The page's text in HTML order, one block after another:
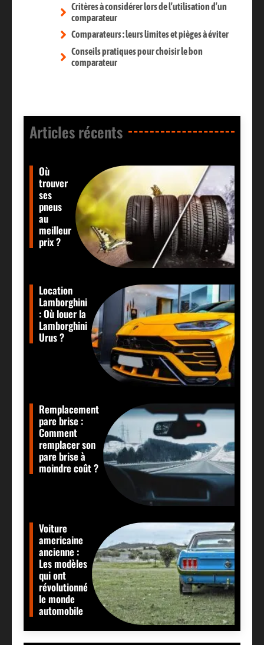
Critères à considérer lors de l’utilisation d’un
comparateur
Comparateurs : leurs limites et pièges à éviter
Conseils pratiques pour choisir le bon
comparateur
Articles récents​
Où
trouver
ses
pneus
au
meilleur
prix ?
Location
Lamborghini
: Où louer la
Lamborghini
Urus ?
Remplacement
pare brise :
Comment
remplacer son
pare brise à
moindre coût ?
Voiture
americaine
ancienne :
Les modèles
qui ont
révolutionné
le monde
automobile